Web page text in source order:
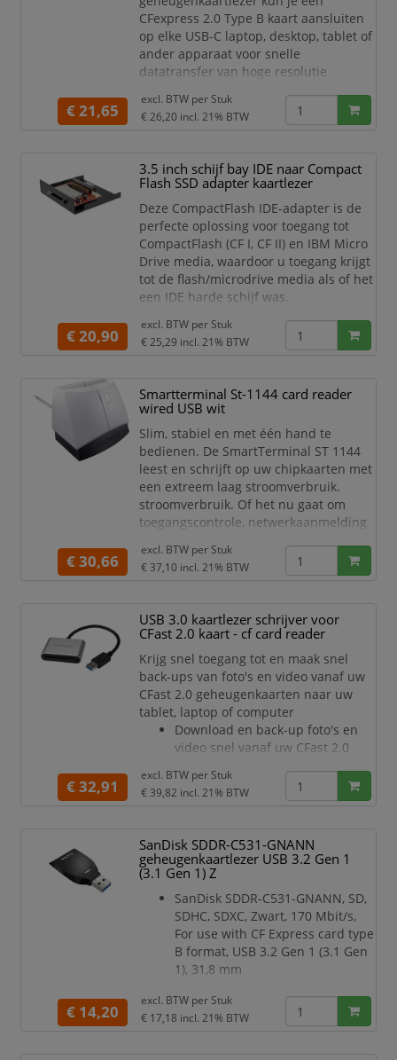
overal
CFexpress 2.0 Type B kaart aansluiten
op elke USB-C laptop, desktop, tablet of
ander apparaat voor snelle
datatransfer van hoge resolutie
De kaartlezer werkt op busvoeding en
professionals die vaak onderweg zijn
zoals foto- of videografen. Samen met
zijn compact formaat beschikt deze
kaartlezer over ee
€ 21,65
excl. BTW per Stuk
€ 26,20 incl. 21% BTW
3.5 inch schijf bay IDE naar Compact
Flash SSD adapter kaartlezer
Deze CompactFlash IDE-adapter is de
perfecte oplossing voor toegang tot
CompactFlash (CF I, CF II) en IBM Micro
Drive media, waardoor u toegang krijgt
tot de flash/microdrive media als of het
een IDE harde schijf was.
De CF/IDE-adapter kan in de
computerbehuizing worden
monteren, voor aansluiting op de IDE-
bus via een 40- of 44-polige verbinding.
Kenmerken:
€ 20,90
excl. BTW per Stuk
€ 25,29 incl. 21% BTW
Smartterminal St-1144 card reader
wired USB wit
Slim, stabiel en met één hand te
bedienen. De SmartTerminal ST 1144
leest en schrijft op uw chipkaarten met
een extreem laag stroomverbruik.
stroomverbruik. Of het nu gaat om
toegangscontrole, netwerkaanmelding
internettransacties, de SmartTerminal
met USB- aansluiting ondersteunt u bij
bescherming van uw gevoelige
gegevens. gevoelige gegevens op een
De certi
€ 30,66
excl. BTW per Stuk
€ 37,10 incl. 21% BTW
USB 3.0 kaartlezer schrijver voor
CFast 2.0 kaart - cf card reader
Krijg snel toegang tot en maak snel
back-ups van foto's en video vanaf uw
CFast 2.0 geheugenkaarten naar uw
tablet, laptop of computer
Download en back-up foto's en
video snel vanaf uw CFast 2.0
dataoverdrachtsnelheden tot 5
Gbps over USB 3.0 (USB 3.1 Gen
Gemakkelijk mee te nemen met
compact, lichtgewicht design en
geïntegreerde kabel
Kaartlezer/-schrijver ondersteunt
CFast 2.0 en 1.0 geheugenkaa
€ 32,91
excl. BTW per Stuk
€ 39,82 incl. 21% BTW
SanDisk SDDR-C531-GNANN
geheugenkaartlezer USB 3.2 Gen 1
(3.1 Gen 1) Z
SanDisk SDDR-C531-GNANN, SD,
SDHC, SDXC, Zwart, 170 Mbit/s,
For use with CF Express card type
B format, USB 3.2 Gen 1 (3.1 Gen
1), 31,8 mm
SD, SDHC, SDXC
Intern Nee
€ 14,20
excl. BTW per Stuk
€ 17,18 incl. 21% BTW